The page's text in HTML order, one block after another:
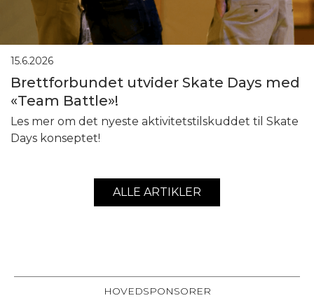
15.6.2026
Brettforbundet utvider Skate Days med
«Team Battle»!
Les mer om det nyeste aktivitetstilskuddet til Skate
Days konseptet!
ALLE ARTIKLER
HOVEDSPONSORER